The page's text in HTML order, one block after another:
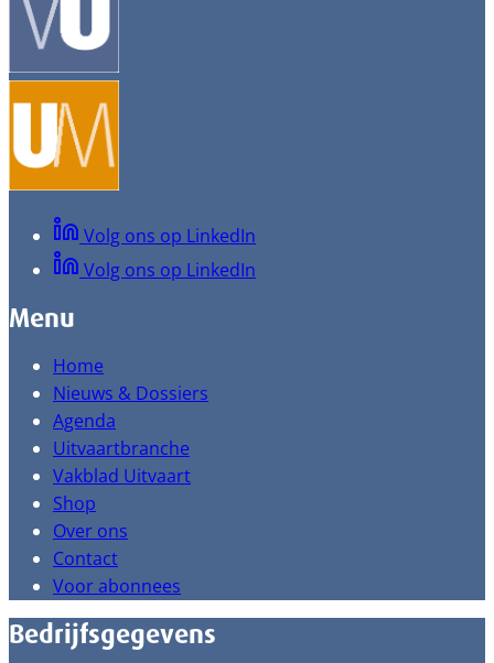
Volg ons op LinkedIn
Volg ons op LinkedIn
Menu
Home
Nieuws & Dossiers
Agenda
Uitvaartbranche
Vakblad Uitvaart
Shop
Over ons
Contact
Voor abonnees
Bedrijfsgegevens